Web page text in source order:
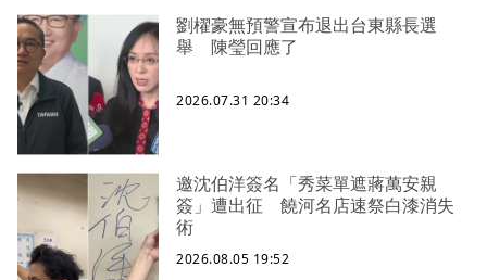
劉櫂豪無預警宣布退出台東縣長選
舉 陳瑩回應了
2026.07.31 20:34
邀沈伯洋簽名「秀菜單遮蔣萬安親
簽」遭出征 饒河名店速祭白漆消失
術
2026.08.05 19:52